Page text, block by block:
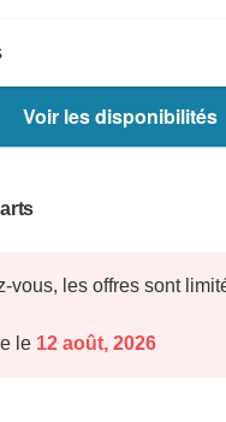
Voir les disponibilités
vous, les offres sont
le 12 août, 2026